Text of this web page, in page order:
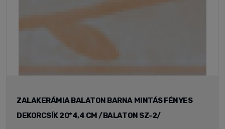
ZALAKERÁMIA BALATON BARNA MINTÁS FÉNYES
DEKORCSÍK 20*4,4 CM /BALATON SZ-2/